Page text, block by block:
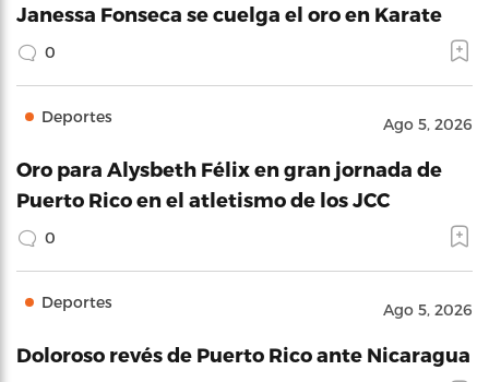
Janessa Fonseca se cuelga el oro en Karate
0
Deportes Ago 5, 2026
Oro para Alysbeth Félix en gran jornada de
Puerto Rico en el atletismo de los JCC
0
Deportes Ago 5, 2026
Doloroso revés de Puerto Rico ante Nicaragua